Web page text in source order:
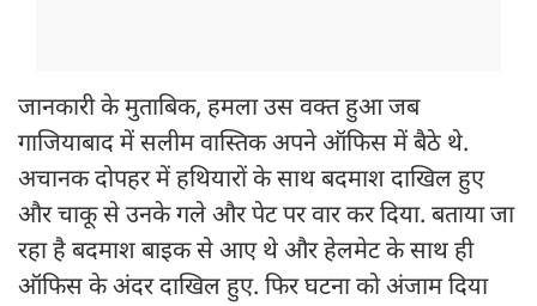
जानकारी के मुताबिक, हमला उस वक्त हुआ जब
गाजियाबाद में सलीम वास्तिक अपने ऑफिस में बैठे थे.
अचानक दोपहर में हथियारों के साथ बदमाश दाखिल हुए
और चाकू से उनके गले और पेट पर वार कर दिया. बताया जा
रहा है बदमाश बाइक से आए थे और हेलमेट के साथ ही
ऑफिस के अंदर दाखिल हुए. फिर घटना को अंजाम दिया